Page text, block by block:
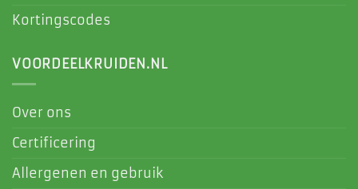
Kortingscodes
VOORDEELKRUIDEN.NL
Over ons
Certificering
Allergenen en gebruik